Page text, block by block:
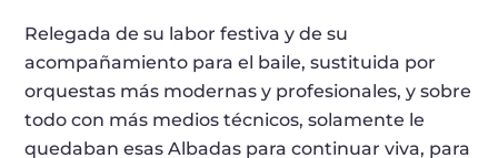
Relegada de su labor festiva y de su
acompañamiento para el baile, sustituida por
orquestas más modernas y profesionales, y sobre
todo con más medios técnicos, solamente le
quedaban esas Albadas para continuar viva, para